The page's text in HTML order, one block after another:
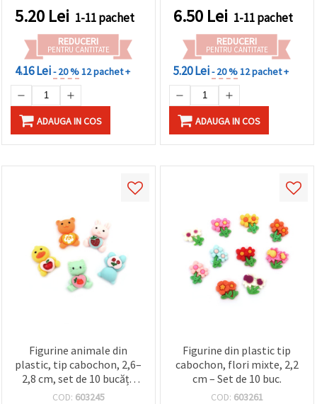
5.20 Lei 1-11 pachet
REDUCERI
PENTRU CANTITATE
4.16 Lei- 20 %12 pachet +
ADAUGA IN COS
6.50 Lei 1-11 pachet
REDUCERI
PENTRU CANTITATE
5.20 Lei- 20 %12 pachet +
ADAUGA IN COS
Figurine animale din
plastic, tip cabochon, 2,6–
2,8 cm, set de 10 bucăți,
mixte
COD: 603245
Figurine din plastic tip
cabochon, flori mixte, 2,2
cm – Set de 10 buc.
COD: 603261